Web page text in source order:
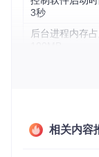
3秒
后台进程内存
性能模式切换
如果你的答案中
相关内容